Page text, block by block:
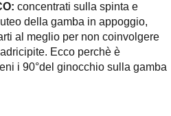
concentrati sulla spinta e
della gamba in appoggio,
al meglio per non coinvolgere
Ecco perchè è
i 90°del ginocchio sulla gamba